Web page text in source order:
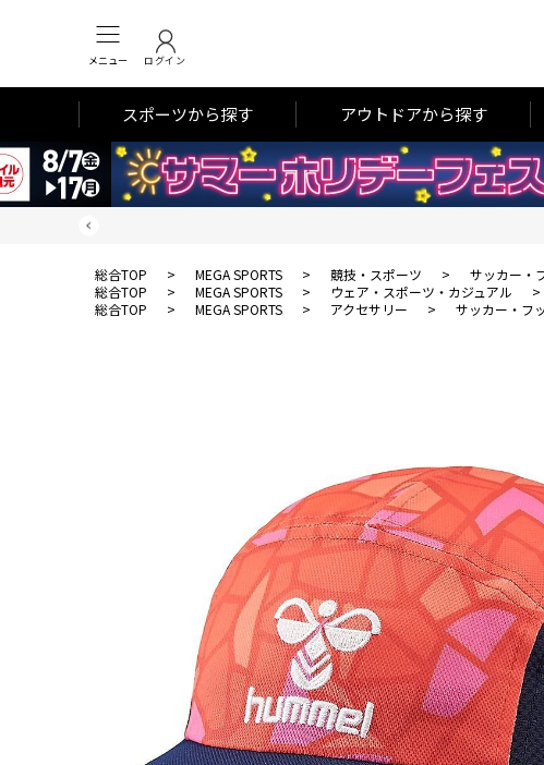
メニュー ログイン
スポーツから探す アウトドアから探す
総合TOP > MEGA SPORTS > 競技・スポーツ > サッカー・
総合TOP
> MEGA SPORTS > ウェア・スポーツ・カジュアル >
総合TOP
> MEGA SPORTS > アクセサリー > サッカー・フ